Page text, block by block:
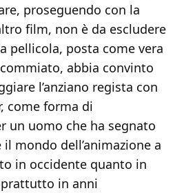
proseguendo con la
film, non è da escludere
pellicola, posta come vera
abbia convinto
l’anziano regista con
come forma di
un uomo che ha segnato
mondo dell’animazione a
in occidente quanto in
in anni